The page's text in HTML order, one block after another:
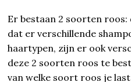
Er bestaan 2 soorten
dat er verschillende
haartypen, zijn er ook
deze 2 soorten roos te
van welke soort roos je